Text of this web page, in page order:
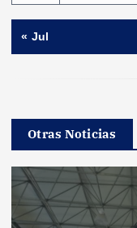
« Jul
Otras Noticias